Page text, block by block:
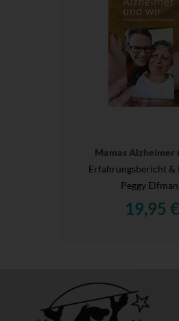
Mamas Alzheimer
Erfahrungsbericht &
Peggy
19,95 €